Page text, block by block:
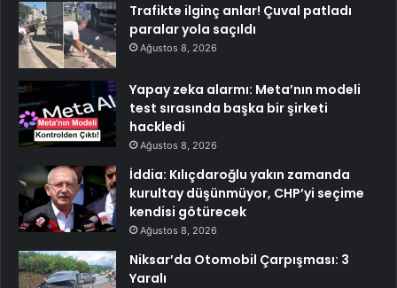
Trafikte ilginç anlar! Çuval patladı
paralar yola saçıldı
Ağustos 8, 2026
Yapay zeka alarmı: Meta’nın modeli
test sırasında başka bir şirketi
hackledi
Ağustos 8, 2026
İddia: Kılıçdaroğlu yakın zamanda
kurultay düşünmüyor, CHP’yi seçime
kendisi götürecek
Ağustos 8, 2026
Niksar’da Otomobil Çarpışması: 3
Yaralı